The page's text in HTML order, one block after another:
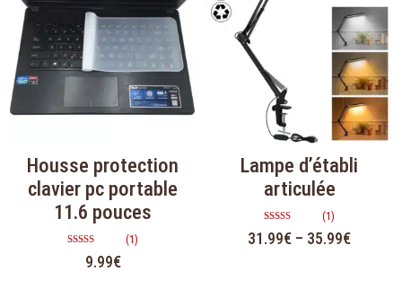
Housse protection
clavier pc portable
11.6 pouces
4.00
(1)
9.99€
Lampe d’établi
articulée
5.00
(1)
31.99€ – 35.99€